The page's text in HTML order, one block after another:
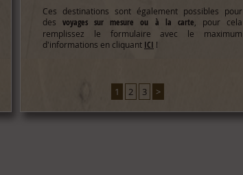
Ces destinations sont également possibles pour
des voyages sur mesure ou à la carte , pour cela
remplissez le formulaire avec le maximum
d'informations en cliquant ICI !
1 2 3 >